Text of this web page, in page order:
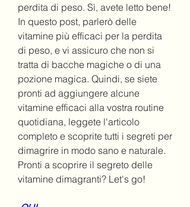
perdita di peso. Sì, avete letto bene!
In questo post, parlerò delle
vitamine più efficaci per la perdita
di peso, e vi assicuro che non si
tratta di bacche magiche o di una
pozione magica. Quindi, se siete
pronti ad aggiungere alcune
vitamine efficaci alla vostra routine
quotidiana, leggete l'articolo
completo e scoprite tutti i segreti per
dimagrire in modo sano e naturale.
Pronti a scoprire il segreto delle
vitamine dimagranti? Let's go!